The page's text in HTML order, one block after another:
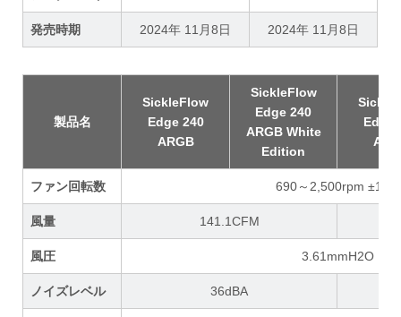
発売時期 2024年 11月8日 2024年 11月8日
製品名
SickleFlow
Edge 240
ARGB
SickleFlow
Edge 240
ARGB White
Edition
Edge
ファン回転数 690～2,500rpm ±10%
風量 141.1CFM
風圧 3.61mmH2O
ノイズレベル 36dBA